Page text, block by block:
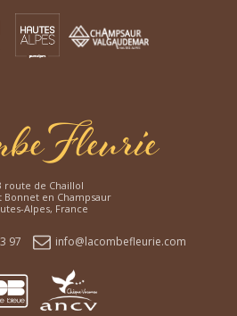
route de Chaillol
Bonnet en Champsaur
Alpes, France
97 info@lacombefleurie.com